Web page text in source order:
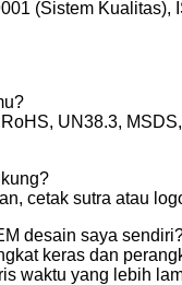
(Sistem
UN38.3,
cetak sutra atau
desain saya
keras dan
waktu yang lebih